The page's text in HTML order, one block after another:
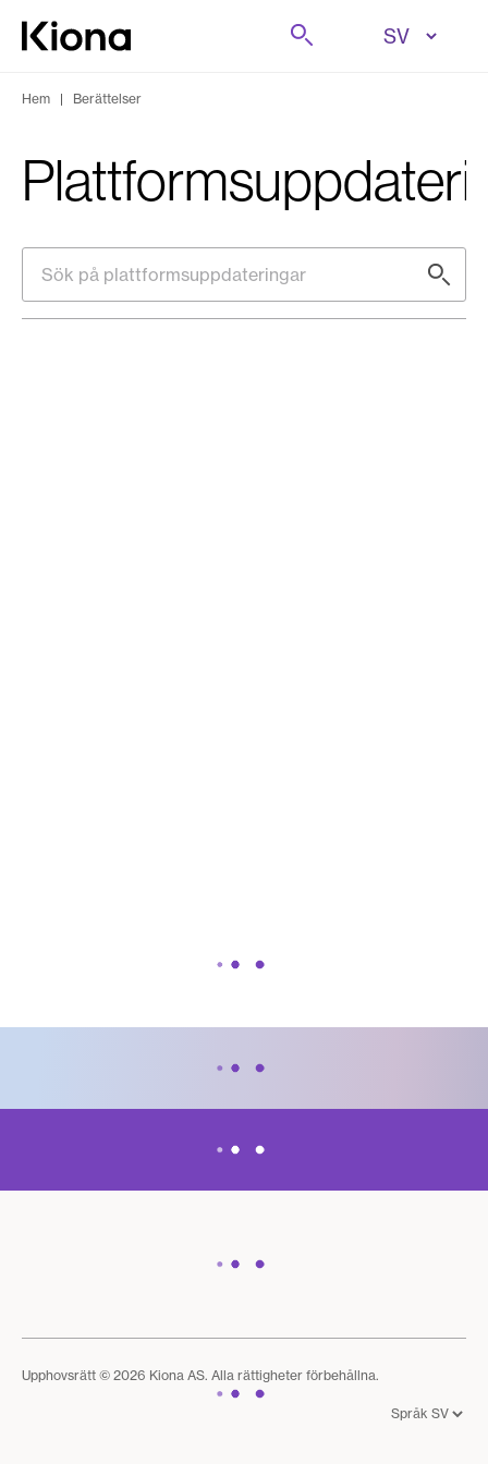
Hoppa till innehåll
Gå till hemsidan
Sök på
Hem | Berättelser
Sök på plattformsuppdateringar
Upphovsrätt © 2026 Kiona AS. Alla rättigheter förbehållna.